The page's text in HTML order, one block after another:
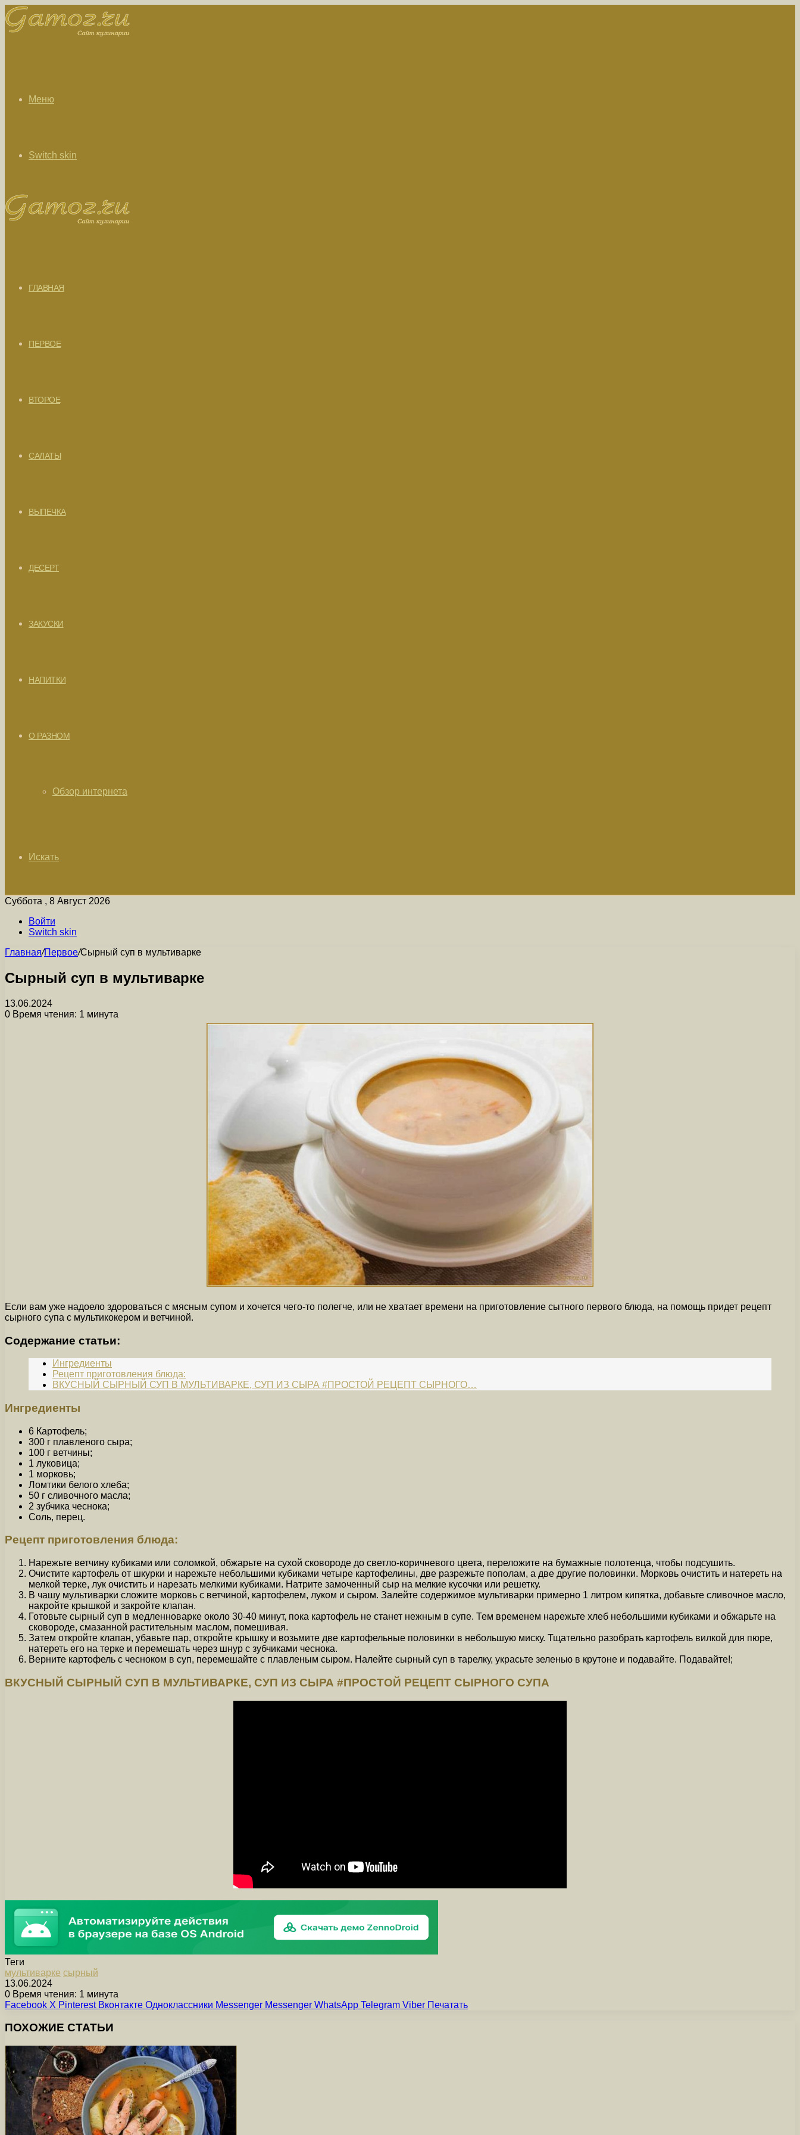
Меню
Switch skin
ГЛАВНАЯ
ПЕРВОЕ
ВТОРОЕ
САЛАТЫ
ВЫПЕЧКА
ДЕСЕРТ
ЗАКУСКИ
НАПИТКИ
О РАЗНОМ
Обзор интернета
Искать
Суббота , 8 Август 2026
Войти
Switch skin
Главная/Первое/Сырный суп в мультиварке
Сырный суп в мультиварке
13.06.2024
0 Время чтения: 1 минута
Если вам уже надоело здороваться с мясным супом и хочется чего-то полегче, или не хватает времени на приготовление сытного первого блюда, на помощь придет рецепт
сырного супа с мультикокером и ветчиной.
Содержание статьи:
Ингредиенты
Рецепт приготовления блюда:
ВКУСНЫЙ СЫРНЫЙ СУП В МУЛЬТИВАРКЕ, СУП ИЗ СЫРА #ПРОСТОЙ РЕЦЕПТ СЫРНОГО…
Ингредиенты
6 Картофель;
300 г плавленого сыра;
100 г ветчины;
1 луковица;
1 морковь;
Ломтики белого хлеба;
50 г сливочного масла;
2 зубчика чеснока;
Соль, перец.
Рецепт приготовления блюда:
Нарежьте ветчину кубиками или соломкой, обжарьте на сухой сковороде до светло-коричневого цвета, переложите на бумажные полотенца, чтобы подсушить.
Очистите картофель от шкурки и нарежьте небольшими кубиками четыре картофелины, две разрежьте пополам, а две другие половинки. Морковь очистить и натереть на
мелкой терке, лук очистить и нарезать мелкими кубиками. Натрите замоченный сыр на мелкие кусочки или решетку.
В чашу мультиварки сложите морковь с ветчиной, картофелем, луком и сыром. Залейте содержимое мультиварки примерно 1 литром кипятка, добавьте сливочное масло,
накройте крышкой и закройте клапан.
Готовьте сырный суп в медленноварке около 30-40 минут, пока картофель не станет нежным в супе. Тем временем нарежьте хлеб небольшими кубиками и обжарьте на
сковороде, смазанной растительным маслом, помешивая.
Затем откройте клапан, убавьте пар, откройте крышку и возьмите две картофельные половинки в небольшую миску. Тщательно разобрать картофель вилкой для пюре,
натереть его на терке и перемешать через шнур с зубчиками чеснока.
Верните картофель с чесноком в суп, перемешайте с плавленым сыром. Налейте сырный суп в тарелку, украсьте зеленью в крутоне и подавайте. Подавайте!;
ВКУСНЫЙ СЫРНЫЙ СУП В МУЛЬТИВАРКЕ, СУП ИЗ СЫРА #ПРОСТОЙ РЕЦЕПТ СЫРНОГО СУПА
Теги
мультиварке сырный
13.06.2024
0 Время чтения: 1 минута
Facebook X Pinterest Вконтакте Одноклассники Messenger Messenger WhatsApp Telegram Viber Печатать
ПОХОЖИЕ СТАТЬИ